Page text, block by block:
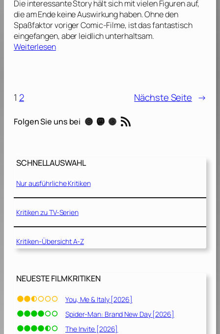
2
0
1
3
]
S
t
a
f
f
0
f
T
h
r
o
a
e
2
0
1
Die interessante Story hält sich mit vielen Figuren auf,
die am Ende keine Auswirkung haben. Ohne den
Spaßfaktor voriger Comic-Filme, ist das fantastisch
eingefangen, aber leidlich unterhaltsam.
Weiterlesen:
l
0
1
]
1 2 Nächste Seite →
Folgen Sie uns bei Instagram Mastodon Threads RSS-Feed
SCHNELLAUSWAHL
Nur ausführliche Kritiken
Kritiken zu TV-Serien
Kritiken-Übersicht A-Z
NEUESTE FILMKRITIKEN
You, Me & Italy [2026]
Spider-Man: Brand New Day [2026]
The Invite [2026]